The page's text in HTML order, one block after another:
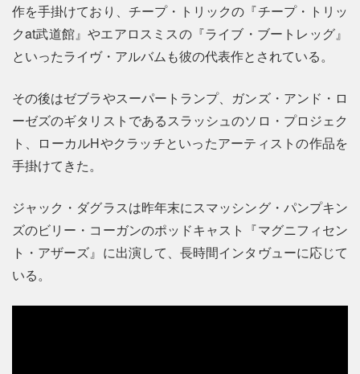
作を手掛けており、チープ・トリックの『チープ・トリッ
クat武道館』やエアロスミスの『ライブ・ブートレッグ』
といったライヴ・アルバムも彼の代表作とされている。
その後はゼブラやスーパートランプ、ガンズ・アンド・ロ
ーゼズのギタリストであるスラッシュのソロ・プロジェク
ト、ローカルHやクラッチといったアーティストの作品を
手掛けてきた。
ジャック・ダグラスは昨年末にスマッシング・パンプキン
ズのビリー・コーガンのポッドキャスト『マグニフィセン
ト・アザーズ』に出演して、長時間インタヴューに応じて
いる。